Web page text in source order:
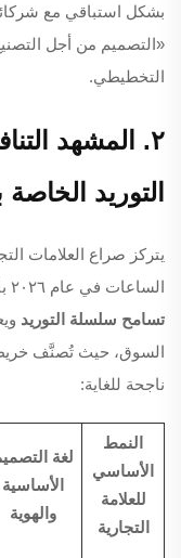
بشكل استباقي مع
التخطيطي.
٢. المشهد
التوريد
يتركز صراع العلامات
الساعات في عام ٢٠٢٦ بالكامل في الجزء الخلفي من
تسامح سلسلة التوريد
السوق، حيث تُصنَّف خريطة
ناجحة للغاية:
النمط
الأساسي
للعلامة
التجارية
لغة
الأساسية
والهوية